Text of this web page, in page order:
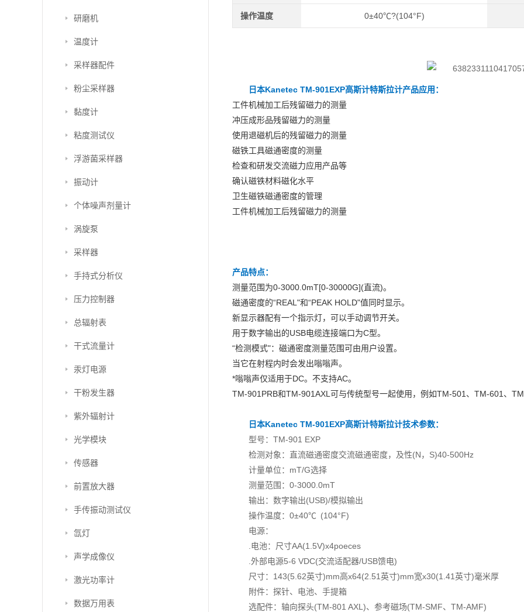
研磨机
温度计
采样器配件
粉尘采样器
黏度计
粘度测试仪
浮游菌采样器
振动计
个体噪声剂量计
涡旋泵
采样器
手持式分析仪
压力控制器
总辐射表
干式流量计
汞灯电源
干粉发生器
紫外辐射计
光学模块
传感器
前置放大器
手传振动测试仪
氙灯
声学成像仪
激光功率计
数据万用表
操作温度 0±40℃?(104°F)
日本Kanetec TM-901EXP高斯计特斯拉计产品应用：
工件机械加工后残留磁力的测量
冲压成形品残留磁力的测量
使用退磁机后的残留磁力的测量
磁铁工具磁通密度的测量
检查和研发交流磁力应用产品等
确认磁铁材料磁化水平
卫生磁铁磁通密度的管理
工件机械加工后残留磁力的测量
产品特点：
测量范围为0-3000.0mT[0-30000G](直流)。
磁通密度的“REAL"和“PEAK HOLD"值同时显示。
新显示器配有一个指示灯，可以手动调节开关。
用于数字输出的USB电缆连接端口为C型。
“检测模式"：磁通密度测量范围可由用户设置。
当它在射程内时会发出嗡嗡声。
*嗡嗡声仅适用于DC。不支持AC。
TM-901PRB和TM-901AXL可与传统型号一起使用，例如TM-501、TM-601、
日本Kanetec TM-901EXP高斯计特斯拉计技术参数：
型号：TM-901 EXP
检测对象：直流磁通密度交流磁通密度，及性(N，S)40-500Hz
计量单位：mT/G选择
测量范围：0-3000.0mT
输出：数字输出(USB)/模拟输出
操作温度：0±40℃ (104°F)
电源：
.电池：尺寸AA(1.5V)x4poeces
.外部电源5-6 VDC(交流适配器/USB馈电)
尺寸：143(5.62英寸)mm高x64(2.51英寸)mm宽x30(1.41英寸)毫米厚
附件：探针、电池、手提箱
选配件：轴向探头(TM-801 AXL)、参考磁场(TM-SMF、TM-AMF)